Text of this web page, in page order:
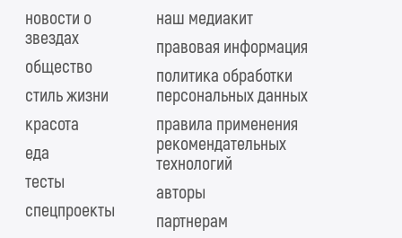
новости о
звездах
общество
стиль жизни
красота
еда
тесты
спецпроекты
наш медиакит
правовая информация
политика обработки
персональных данных
правила применения
рекомендательных
технологий
авторы
партнерам